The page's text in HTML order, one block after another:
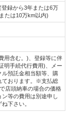
録から3年または6万
たは10万km以内)
用含む。)、登録等に伴
明手続代行費用)、メー
ル預託金相当額等、購
ております。※支払総
店頭納車の場合の価格
等の費用は別途申し
下さい。